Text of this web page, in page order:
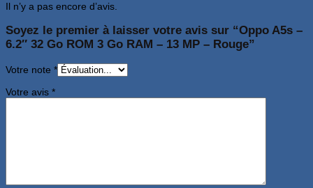
Il n’y a pas encore d’avis.
Soyez le premier à laisser votre avis sur “Oppo A5s –
6.2″ 32 Go ROM 3 Go RAM – 13 MP – Rouge”
Votre note *
Votre avis *